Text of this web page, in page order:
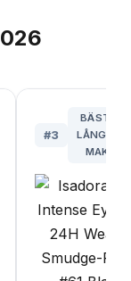
#3
BÄST
MAKEUP